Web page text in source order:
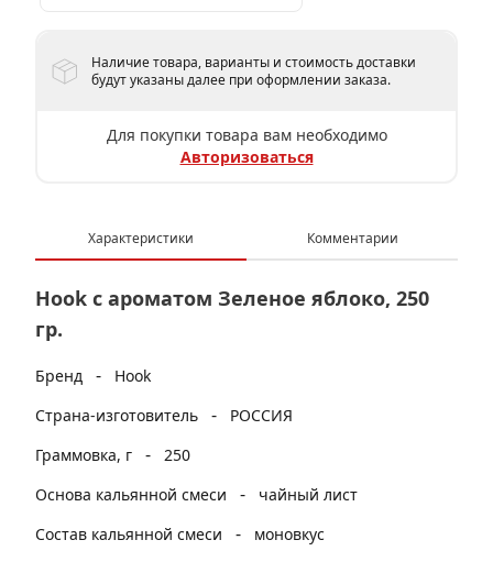
Наличие товара, варианты и стоимость доставки
будут указаны далее при оформлении заказа.
Для покупки товара вам необходимо
Авторизоваться
Характеристики Комментарии
Hook с ароматом Зеленое яблоко, 250
гр.
Бренд -
Hook
Страна-изготовитель
-
РОССИЯ
Граммовка, г
- 250
Основа кальянной смеси
-
чайный лист
Состав кальянной смеси
-
моновкус